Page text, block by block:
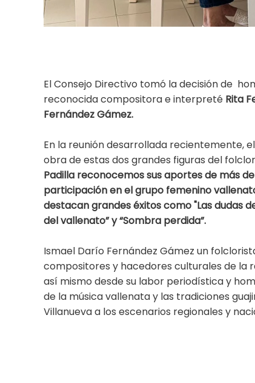
El Consejo Directivo tomó la decisión de
reconocida compositora e interpreté Rita
Fernández Gámez.
En la reunión desarrollada recientemente,
obra de estas dos grandes figuras del
Padilla reconocemos sus aportes de más
participación en el grupo femenino
destacan grandes éxitos como "Las dudas
del vallenato” y “Sombra perdida”.
Ismael Darío Fernández Gámez un
compositores y hacedores culturales de la
así mismo desde su labor periodística y
de la música vallenata y las tradiciones
Villanueva a los escenarios regionales y